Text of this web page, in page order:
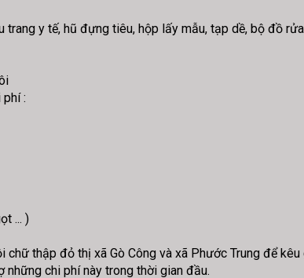
trang y tế, hũ đựng tiêu, hộp lấy mẫu, tạp dề, bộ đồ
phí :
... )
chữ thập đỏ thị xã Gò Công và xã Phước Trung để
những chi phí này trong thời gian đầu.